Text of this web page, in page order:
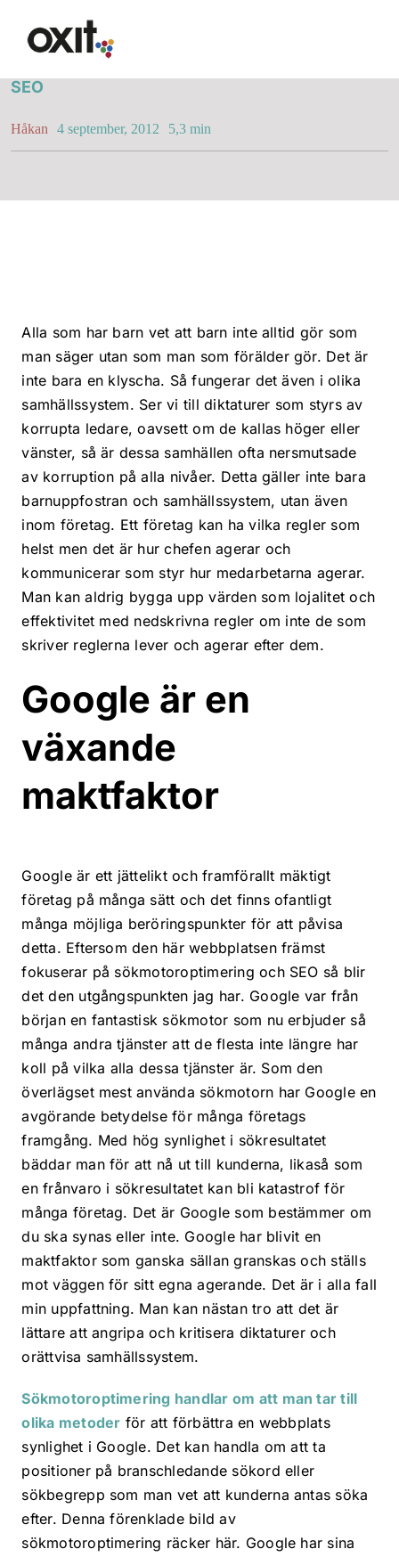
innehållet
Synlighet i Google
Hemsida med WordPress
Allt i ett
Läs mer
Läs mer
Sökmarknadsföring
Webbyrå &
Kontakt
Google är bara Google
SEO
Håkan 4 september, 2012 5,3 min
Alla som har barn vet att barn inte alltid gör som
man säger utan som man som förälder gör. Det är
inte bara en klyscha. Så fungerar det även i olika
samhällssystem. Ser vi till diktaturer som styrs av
korrupta ledare, oavsett om de kallas höger eller
vänster, så är dessa samhällen ofta nersmutsade
av korruption på alla nivåer. Detta gäller inte bara
barnuppfostran och samhällssystem, utan även
inom företag. Ett företag kan ha vilka regler som
helst men det är hur chefen agerar och
kommunicerar som styr hur medarbetarna agerar.
Man kan aldrig bygga upp värden som lojalitet och
effektivitet med nedskrivna regler om inte de som
skriver reglerna lever och agerar efter dem.
Google är en
växande
maktfaktor
Google är ett jättelikt och framförallt mäktigt
företag på många sätt och det finns ofantligt
många möjliga beröringspunkter för att påvisa
detta. Eftersom den här webbplatsen främst
fokuserar på sökmotoroptimering och SEO så blir
det den utgångspunkten jag har. Google var från
början en fantastisk sökmotor som nu erbjuder så
många andra tjänster att de flesta inte längre har
koll på vilka alla dessa tjänster är. Som den
överlägset mest använda sökmotorn har Google en
avgörande betydelse för många företags
framgång. Med hög synlighet i sökresultatet
bäddar man för att nå ut till kunderna, likaså som
en frånvaro i sökresultatet kan bli katastrof för
många företag. Det är Google som bestämmer om
du ska synas eller inte. Google har blivit en
maktfaktor som ganska sällan granskas och ställs
mot väggen för sitt egna agerande. Det är i alla fall
min uppfattning. Man kan nästan tro att det är
lättare att angripa och kritisera diktaturer och
orättvisa samhällssystem.
Sökmotoroptimering handlar om att man tar till
olika metoder för att förbättra en webbplats
synlighet i Google. Det kan handla om att ta
positioner på branschledande sökord eller
sökbegrepp som man vet att kunderna antas söka
efter. Denna förenklade bild av
sökmotoroptimering räcker här. Google har sina